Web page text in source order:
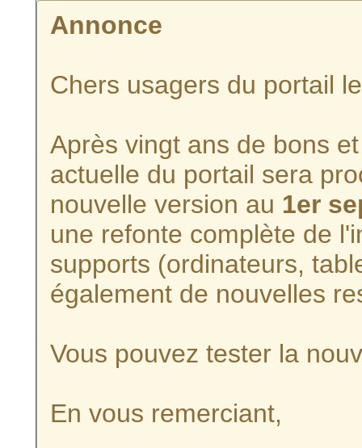
Annonce
Chers usagers du portail
Après vingt ans de bons
actuelle du portail sera
nouvelle version au 1er
une refonte complète de
supports (ordinateurs,
également de nouvelles
Vous pouvez tester la
En vous remerciant,